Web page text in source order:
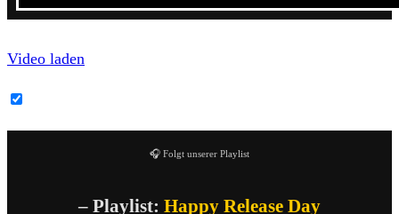
Video laden
🎧 Folgt unserer Playlist
– Playlist: Happy Release Day